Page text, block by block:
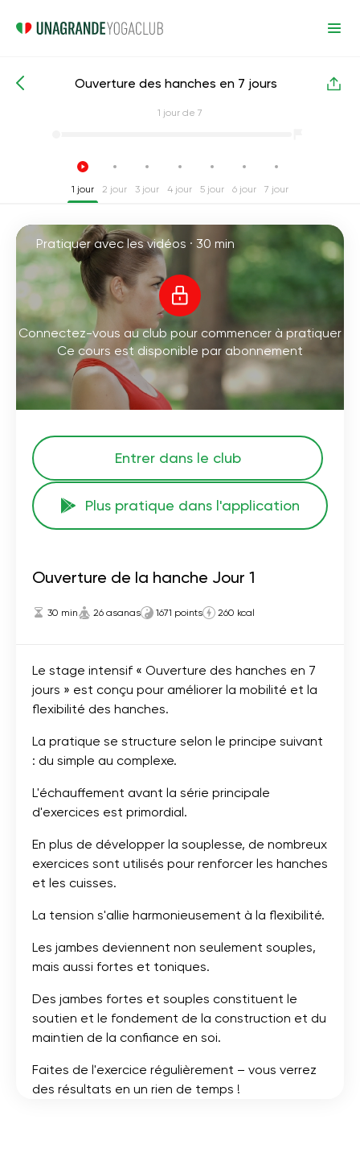
Cours de yoga intensifs Articulations
Ouverture des hanches en 7 jours
1 jour de 7
1 jour 2 jour 3 jour 4 jour 5 jour 6 jour 7 jour
Pratiquer avec les vidéos · 30 min
Connectez-vous au club pour commencer à pratiquer
Ce cours est disponible par abonnement
Entrer dans le club
Plus pratique dans l'application
Ouverture de la hanche Jour 1
30 min 26 asanas 1671 points 260 kcal
Le stage intensif « Ouverture des hanches en 7
jours » est conçu pour améliorer la mobilité et la
flexibilité des hanches.
La pratique se structure selon le principe suivant
: du simple au complexe.
L'échauffement avant la série principale
d'exercices est primordial.
En plus de développer la souplesse, de nombreux
exercices sont utilisés pour renforcer les hanches
et les cuisses.
La tension s'allie harmonieusement à la flexibilité.
Les jambes deviennent non seulement souples,
mais aussi fortes et toniques.
Des jambes fortes et souples constituent le
soutien et le fondement de la construction et du
maintien de la confiance en soi.
Faites de l'exercice régulièrement – ​​vous verrez
des résultats en un rien de temps !